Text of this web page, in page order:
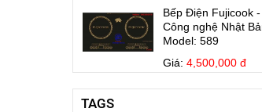
Công nghệ Nhật Bản
Model: 589
Bếp Điện Fujicook -
TAGS